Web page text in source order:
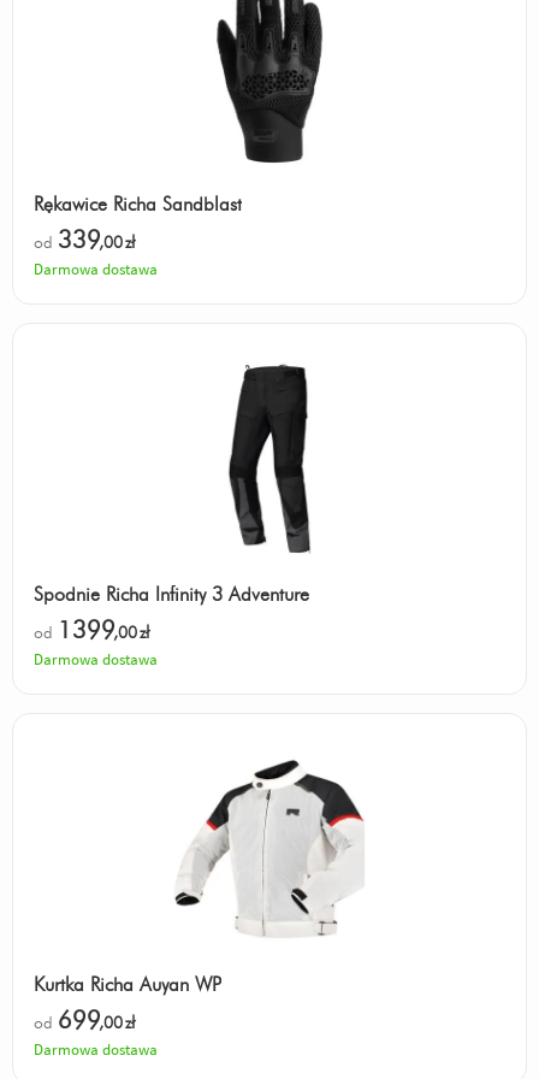
Rękawice Richa Sandblast
od 339,00zł
Darmowa dostawa
Spodnie Richa Infinity 3 Adventure
od 1399,00zł
Darmowa dostawa
Kurtka Richa Auyan WP
od 699,00zł
Darmowa dostawa